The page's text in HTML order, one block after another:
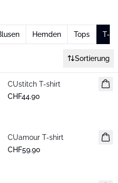
Hemden Tops T-
Sortierung
Neuheiten
CUstitch T-shirt
CHF44.90
Neuheiten
CUamour T-shirt
CHF59.90